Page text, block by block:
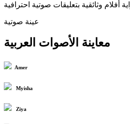
عينة صوتية
معاينة الأصوات العربية
Amer
Myisha
Ziya